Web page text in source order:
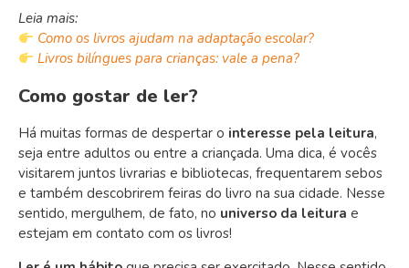
Leia mais:
Como os livros ajudam na adaptação escolar?
Livros bilíngues para crianças: vale a pena?
Como gostar de ler?
Há muitas formas de despertar o interesse pela leitura,
seja entre adultos ou entre a criançada. Uma dica, é vocês
visitarem juntos livrarias e bibliotecas, frequentarem sebos
e também descobrirem feiras do livro na sua cidade. Nesse
sentido, mergulhem, de fato, no universo da leitura e
estejam em contato com os livros!